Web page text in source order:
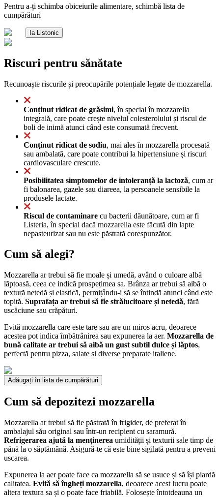
Pentru a-ți schimba obiceiurile alimentare, schimbă lista de
cumpărături
Ia Listonic
Riscuri pentru sănătate
Recunoaște riscurile și preocupările potențiale legate de mozzarella.
Conținut ridicat de grăsimi, în special în mozzarella
integrală, care poate crește nivelul colesterolului și riscul de
boli de inimă atunci când este consumată frecvent.
Conținut ridicat de sodiu, mai ales în mozzarella procesată
sau ambalată, care poate contribui la hipertensiune și riscuri
cardiovasculare crescute.
Posibilitatea simptomelor de intoleranță la lactoză, cum ar
fi balonarea, gazele sau diareea, la persoanele sensibile la
produsele lactate.
Riscul de contaminare cu bacterii dăunătoare, cum ar fi
Listeria, în special dacă mozzarella este făcută din lapte
nepasteurizat sau nu este păstrată corespunzător.
Cum să alegi?
Mozzarella ar trebui să fie moale și umedă, având o culoare albă
lăptoasă, ceea ce indică prospețimea sa. Brânza ar trebui să aibă o
textură netedă și elastică, permițându-i să se întindă atunci când este
topită. Suprafața ar trebui să fie strălucitoare și netedă, fără
uscăciune sau crăpături.
Evită mozzarella care este tare sau are un miros acru, deoarece
acestea pot indica îmbătrânirea sau expunerea la aer. Mozzarella de
bună calitate ar trebui să aibă un gust subtil dulce și lăptos,
perfectă pentru pizza, salate și diverse preparate italiene.
Adăugați în lista de cumpărături
Cum să depozitezi mozzarella
Mozzarella ar trebui să fie păstrată în frigider, de preferat în
ambalajul său original sau într-un recipient cu saramură.
Refrigerarea ajută la menținerea umidității și texturii sale timp de
până la o săptămână. Asigură-te că este bine sigilată pentru a preveni
uscarea.
Expunerea la aer poate face ca mozzarella să se usuce și să își piardă
calitatea. Evită să îngheți mozzarella, deoarece acest lucru poate
altera textura sa și o poate face friabilă. Folosește întotdeauna un